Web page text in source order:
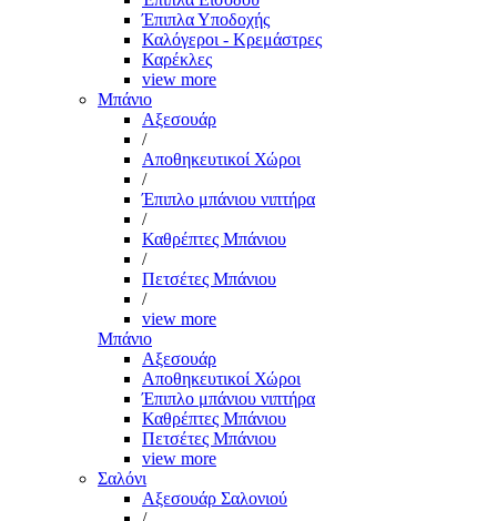
Έπιπλα Υποδοχής
Καλόγεροι - Κρεμάστρες
Καρέκλες
view more
Μπάνιο
Αξεσουάρ
/
Αποθηκευτικοί Χώροι
/
Έπιπλο μπάνιου νιπτήρα
/
Καθρέπτες Μπάνιου
/
Πετσέτες Μπάνιου
/
view more
Μπάνιο
Αξεσουάρ
Αποθηκευτικοί Χώροι
Έπιπλο μπάνιου νιπτήρα
Καθρέπτες Μπάνιου
Πετσέτες Μπάνιου
view more
Σαλόνι
Αξεσουάρ Σαλονιού